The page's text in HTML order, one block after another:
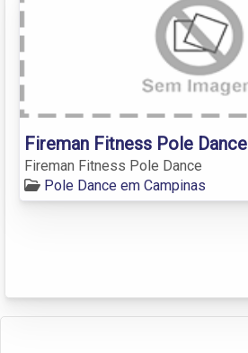
Fireman Fitness Pole Dance
Fireman Fitness Pole Dance
Pole Dance em Campinas